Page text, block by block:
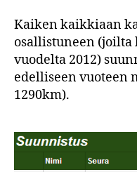
Kaiken kaikkiaan
osallistuneen
vuodelta 2012)
edelliseen vuoteen
1290km).